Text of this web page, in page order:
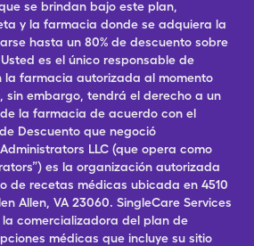
se brindan bajo este plan,
y la farmacia donde se adquiera la
hasta un 80% de descuento sobre
es el único responsable de
la farmacia autorizada al momento
sin embargo, tendrá el derecho a un
la farmacia de acuerdo con el
Descuento que negoció
LLC (que opera como
es la organización autorizada
de recetas médicas ubicada en 4510
Allen, VA 23060. SingleCare Services
la comercializadora del plan de
médicas que incluye su sitio